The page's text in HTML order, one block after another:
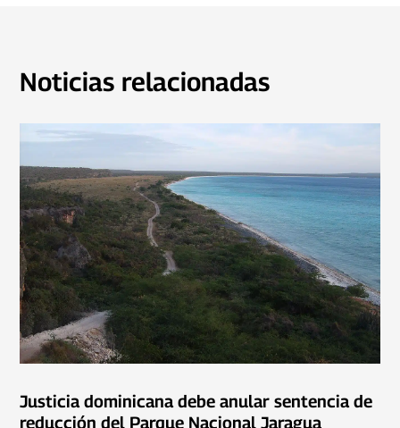
Noticias relacionadas
Justicia dominicana debe anular sentencia de
reducción del Parque Nacional Jaragua